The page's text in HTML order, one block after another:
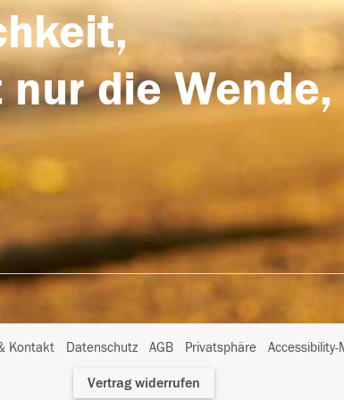
nur die
Kontakt Datenschutz AGB Privatsphäre
I
Vertrag widerrufen